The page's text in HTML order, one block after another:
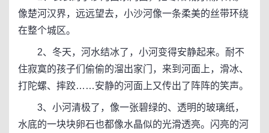
像楚河汉界，远远望去，小沙河像一条柔美的丝带环绕
在整个城区。
2、冬天，河水结冰了，小河变得安静起来。耐不
住寂寞的孩子们偷偷的溜出家门，来到河面上，滑冰、
打陀螺、摔跤……安静的河面上又传出了阵阵的笑声。
3、小河清极了，像一张碧绿的、透明的玻璃纸，
水底的一块块卵石也都像水晶似的光滑透亮。闪亮的河